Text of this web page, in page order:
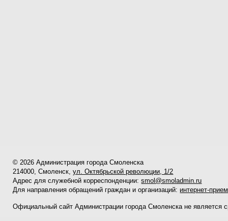
© 2026 Администрация города Смоленска
214000, Смоленск,ул. Октябрьской революции, 1/2
Адрес для служебной корреспонденции:smol@smoladmin.ru
Для направления обращений граждан и организаций: интернет-
Официальный сайт Администрации города Смоленска не является